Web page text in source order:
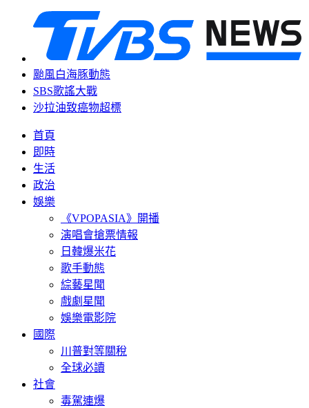
颱風白海豚動態
SBS歌謠大戰
沙拉油致癌物超標
首頁
即時
生活
政治
娛樂
《VPOPASIA》開播
演唱會搶票情報
日韓爆米花
歌手動態
綜藝星聞
戲劇星聞
娛樂電影院
國際
川普對等關稅
全球必讀
社會
毒駕連爆